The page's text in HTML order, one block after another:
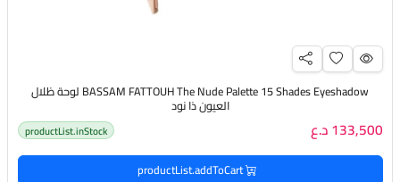
BASSAM FATTOUH The Nude Palette 15 Shades Eyeshadow لوحة ظلال
العيون ذا نود
133,500 د.ع productList.inStock
productList.addToCart